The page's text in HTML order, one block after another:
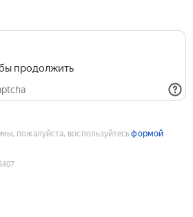
продолжить
пожалуйста, воспользуйтесьформой